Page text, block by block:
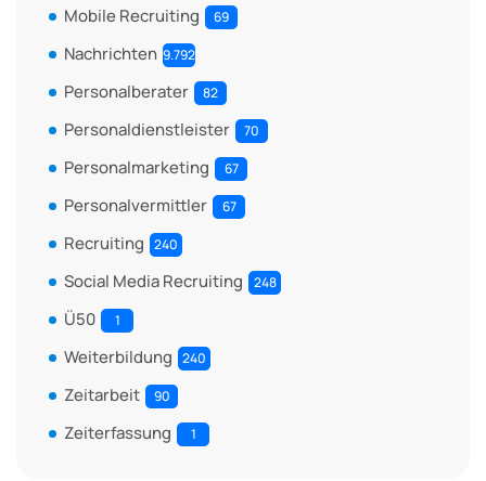
Mobile Recruiting 69
Nachrichten 9.792
Personalberater 82
Personaldienstleister 70
Personalmarketing 67
Personalvermittler 67
Recruiting 240
Social Media Recruiting 248
Ü50 1
Weiterbildung 240
Zeitarbeit 90
Zeiterfassung 1